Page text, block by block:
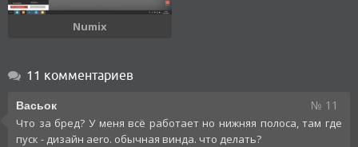
Numix
11 комментариев
Васьок № 11
Что за бред? У меня всё работает но нижняя полоса, там где
пуск - дизайн aero. обычная винда. что делать?